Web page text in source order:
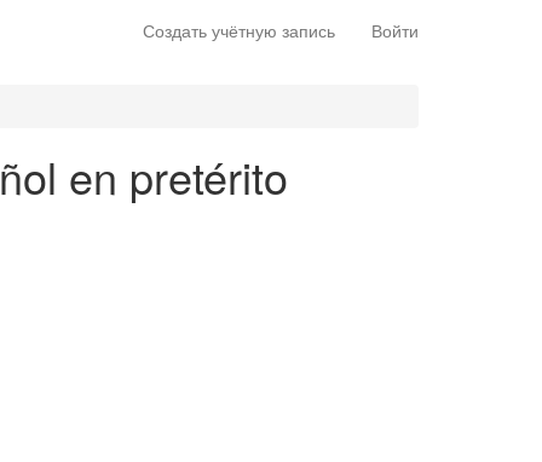
Создать учётную запись Войти
en pretérito